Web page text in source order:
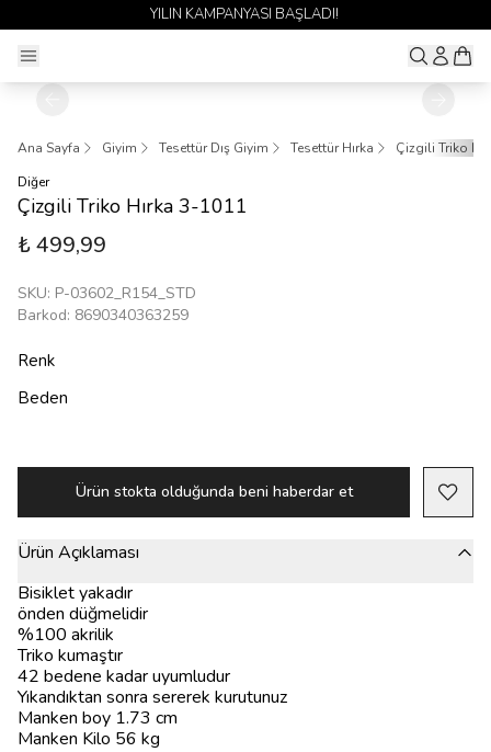
YILIN KAMPANYASI BAŞLADI!
Ana Sayfa Giyim Tesettür Dış Giyim Tesettür Hırka
Çizgili Triko
Diğer
Çizgili Triko Hırka 3-1011
₺ 499,99
SKU: P-03602_R154_STD
Barkod: 8690340363259
Renk
Beden
Ürün stokta olduğunda beni haberdar et
Ürün Açıklaması
Bisiklet yakadır
önden düğmelidir
%100 akrilik
Triko kumaştır
42 bedene kadar uyumludur
Yıkandıktan sonra sererek kurutunuz
Manken boy 1.73 cm
Manken Kilo 56 kg